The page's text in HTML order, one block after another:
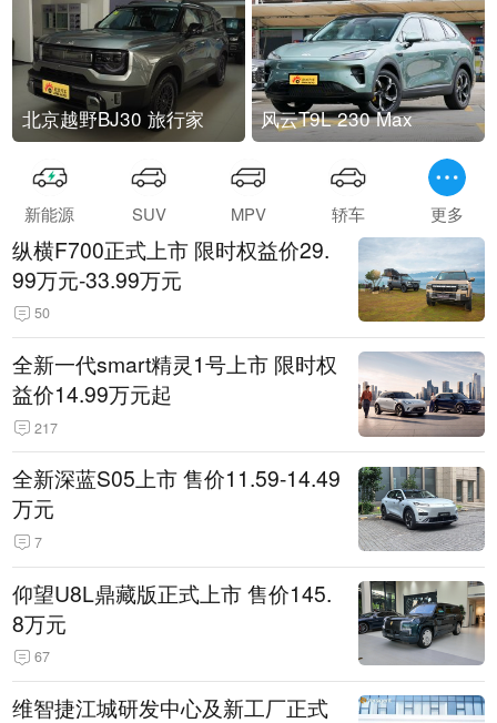
北京越野BJ30 旅行家 风云T9L 230 Max
新能源 SUV MPV 轿车 更多
纵横F700正式上市 限时权益价29.
99万元-33.99万元
50
全新一代smart精灵1号上市 限时权
益价14.99万元起
217
全新深蓝S05上市 售价11.59-14.49
万元
7
仰望U8L鼎藏版正式上市 售价145.
8万元
67
维智捷江城研发中心及新工厂正式